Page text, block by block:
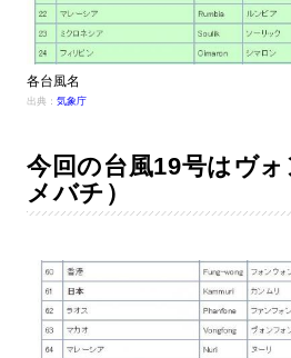
各台風名
出典： 気象庁
今回の台風19号はヴ
メバチ）